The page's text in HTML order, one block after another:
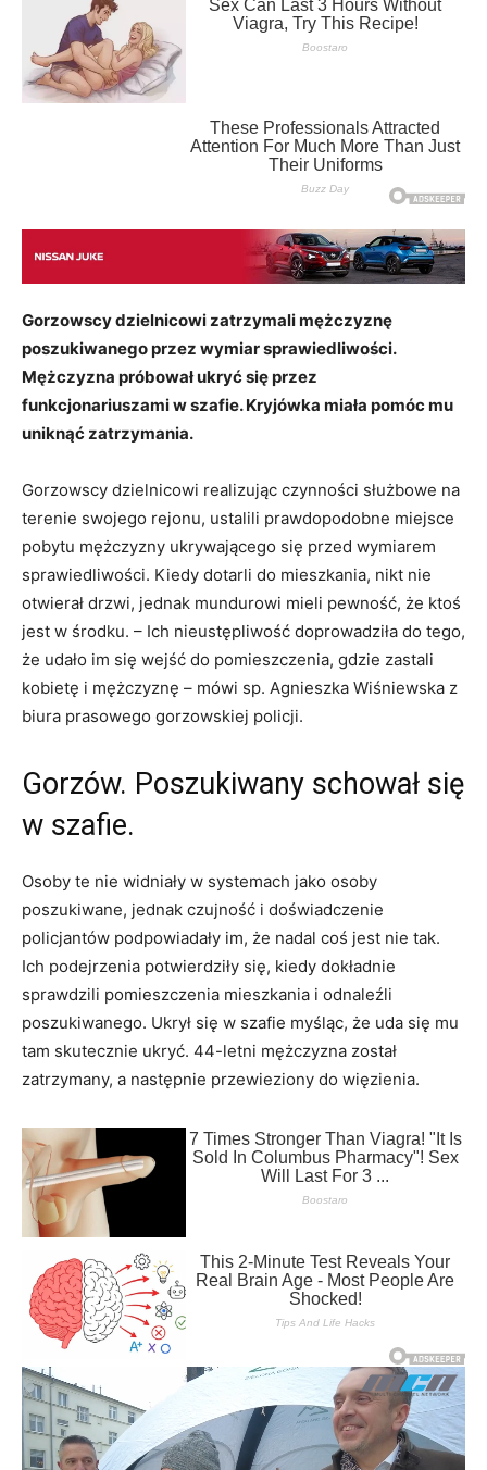
Gorzowscy dzielnicowi zatrzymali mężczyznę
poszukiwanego przez wymiar sprawiedliwości.
Mężczyzna próbował ukryć się przez
funkcjonariuszami w szafie. Kryjówka miała pomóc mu
uniknąć zatrzymania.
Gorzowscy dzielnicowi realizując czynności służbowe na
terenie swojego rejonu, ustalili prawdopodobne miejsce
pobytu mężczyzny ukrywającego się przed wymiarem
sprawiedliwości. Kiedy dotarli do mieszkania, nikt nie
otwierał drzwi, jednak mundurowi mieli pewność, że ktoś
jest w środku. – Ich nieustępliwość doprowadziła do tego,
że udało im się wejść do pomieszczenia, gdzie zastali
kobietę i mężczyznę – mówi sp. Agnieszka Wiśniewska z
biura prasowego gorzowskiej policji.
Gorzów. Poszukiwany schował się
w szafie.
Osoby te nie widniały w systemach jako osoby
poszukiwane, jednak czujność i doświadczenie
policjantów podpowiadały im, że nadal coś jest nie tak.
Ich podejrzenia potwierdziły się, kiedy dokładnie
sprawdzili pomieszczenia mieszkania i odnaleźli
poszukiwanego. Ukrył się w szafie myśląc, że uda się mu
tam skutecznie ukryć. 44-letni mężczyzna został
zatrzymany, a następnie przewieziony do więzienia.